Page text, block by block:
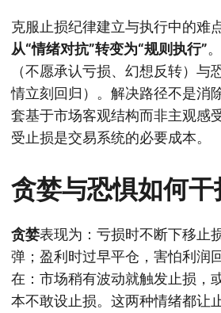
克服止损纪律建立与执行中的难
从“情绪对抗”转变为“规则执行”
（不愿承认亏损、幻想反转）与
情立刻回归）。解决路径不是消
套基于市场客观结构而非主观感
受止损是交易系统的必要成本。
贪婪与恐惧如何
贪婪表现为：亏损时不断下移止
弹；盈利时过早平仓，害怕利润回
在：市场稍有波动就触发止损，
本不敢设止损。这两种情绪都让